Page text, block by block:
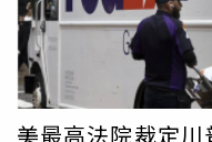
完成準備並親自前來，
引發工作人員不安，最
後，將相關人員帶回警
承認行為不當並表示悔
重後果，最終對其進行
美最高法院裁定